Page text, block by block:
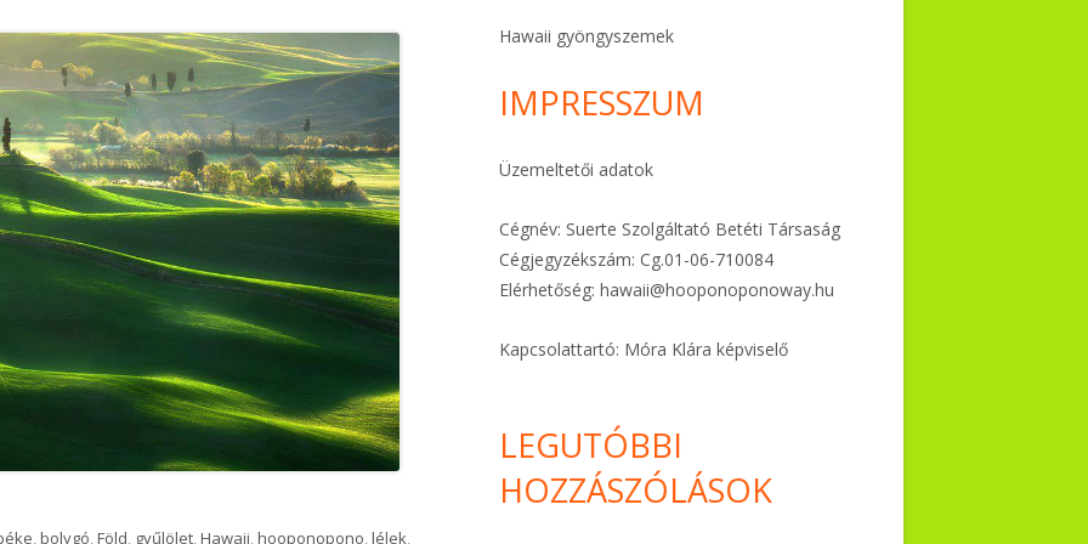
A TE KÜLDETÉSED
FÉLELEMOLDÓ HO’OPONOPONO
KARKÖTŐK ITT!
pihenni!"
,bolygó,Föld, gyűlölet,Hawaii,hooponopono,lélek,
Hawaii gyöngyszemek
IMPRESSZUM
Üzemeltetői adatok
Cégnév: Suerte Szolgáltató Betéti Társaság
Cégjegyzékszám: Cg.01-06-710084
Elérhetőség:hawaii@hooponoponoway.hu
Kapcsolattartó: Móra Klára képviselő
LEGUTÓBBI
HOZZÁSZÓLÁSOK